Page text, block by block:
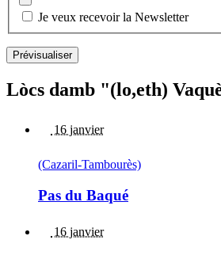
Je veux recevoir la Newsletter
Lòcs damb "(lo,eth)
16 janvier
(Cazaril-Tambourès)
Pas du Baqué
16 janvier